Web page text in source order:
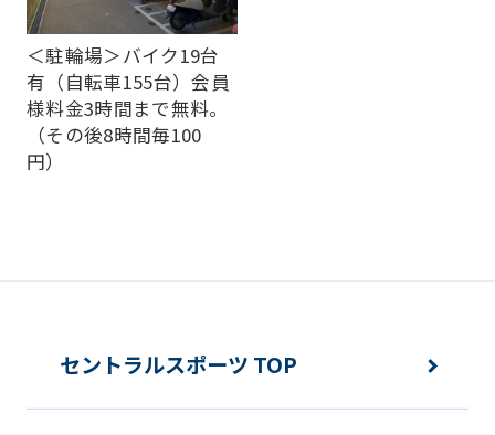
＜駐輪場＞バイク19台
有（自転車155台）会員
様料金3時間まで無料。
（その後8時間毎100
円）
セントラルスポーツ TOP